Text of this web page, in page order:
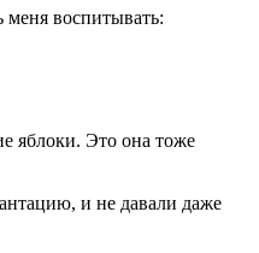
воспитывать:
яблоки. Это она тоже
и не давали даже